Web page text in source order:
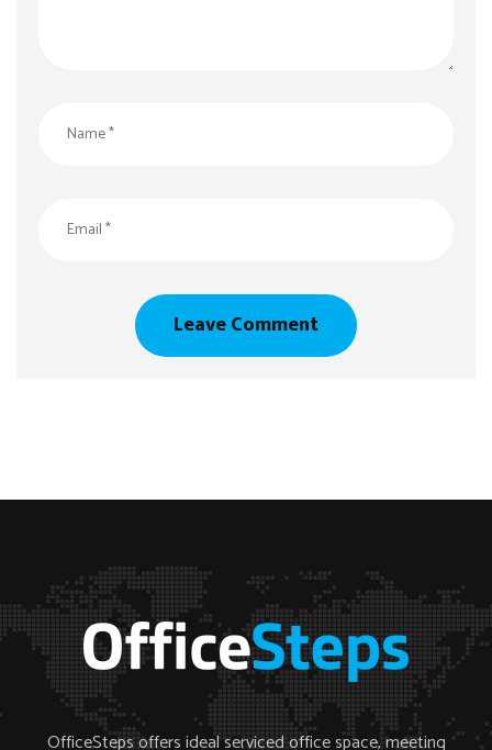
OfficeSteps offers ideal serviced office space, meeting